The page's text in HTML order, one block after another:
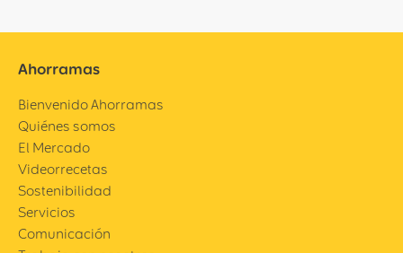
Ahorramas
Bienvenido Ahorramas
Quiénes somos
El Mercado
Videorrecetas
Sostenibilidad
Servicios
Comunicación